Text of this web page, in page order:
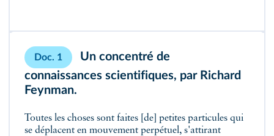
Doc. 1
Un concentré de
connaissances scientifiques, par Richard
Feynman.
Toutes les choses sont faites [de] petites particules qui
se déplacent en mouvement perpétuel, s'attirant